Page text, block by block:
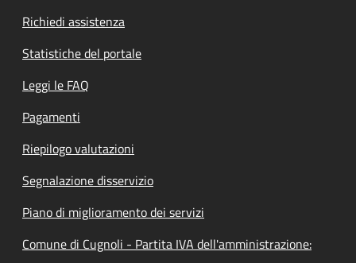
Richiedi assistenza
Statistiche del portale
Leggi le FAQ
Pagamenti
Riepilogo valutazioni
Segnalazione disservizio
Piano di miglioramento dei servizi
Comune di Cugnoli - Partita IVA dell'amministrazione: